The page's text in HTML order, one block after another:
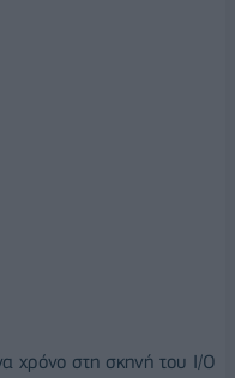
χρόνο στη σκηνή του I/O